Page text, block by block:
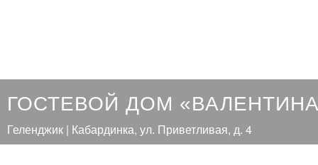
ГОСТЕВОЙ ДОМ
Геленджик | Кабардинка, ул. Приветливая, д. 4